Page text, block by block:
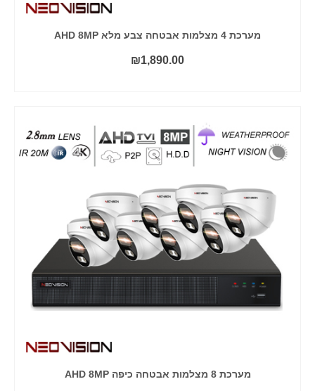
מערכת 4 מצלמות אבטחה צבע מלא AHD 8MP
₪1,890.00
מערכת 8 מצלמות אבטחה כיפה AHD 8MP